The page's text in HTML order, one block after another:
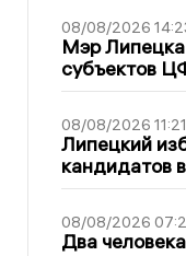
08/08/2026
Мэр Липецка
субъектов
08/08/2026 11:21
Липецкий
кандидатов
08/08/2026
Два